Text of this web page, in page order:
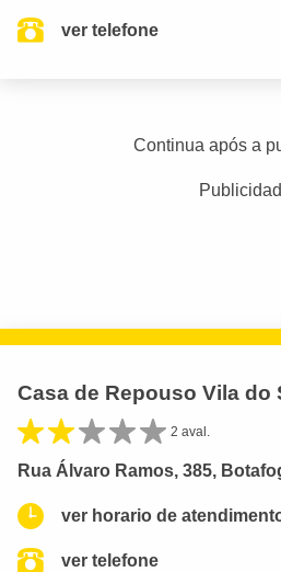
ver telefone
Continua após a
Casa de Repouso Vila do
2 aval.
Rua Álvaro Ramos, 385,
ver horario de
ver telefone